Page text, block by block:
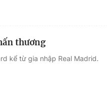
thương
kể từ gia nhập Real Madrid.